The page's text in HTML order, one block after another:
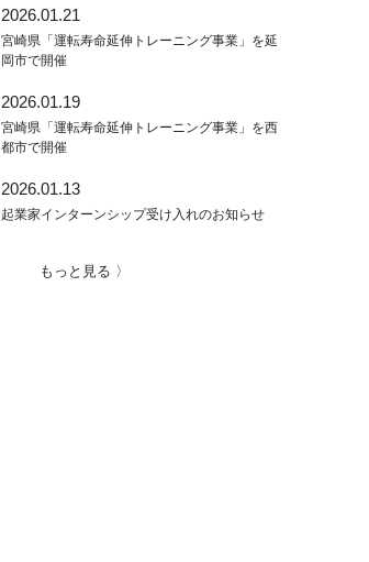
2026.01.21
宮崎県「運転寿命延伸トレーニング事業」を延
岡市で開催
2026.01.19
宮崎県「運転寿命延伸トレーニング事業」を西
都市で開催
2026.01.13
起業家インターンシップ受け入れのお知らせ
もっと見る 〉